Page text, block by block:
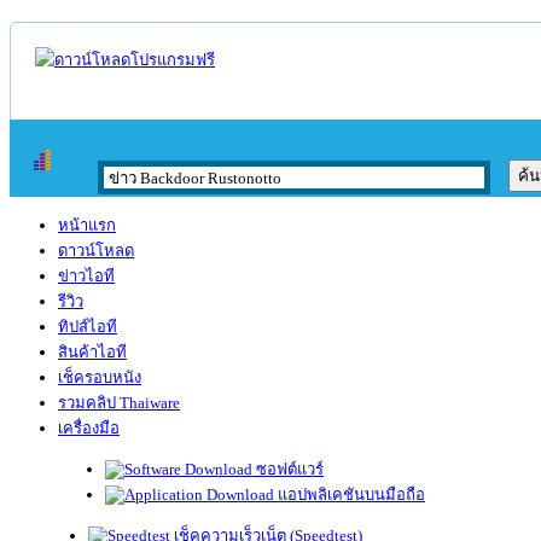
หน้าแรก
ดาวน์โหลด
ข่าวไอที
รีวิว
ทิปส์ไอที
สินค้าไอที
เช็ครอบหนัง
รวมคลิป Thaiware
เครื่องมือ
ซอฟต์แวร์
แอปพลิเคชันบนมือถือ
เช็คความเร็วเน็ต (Speedtest)